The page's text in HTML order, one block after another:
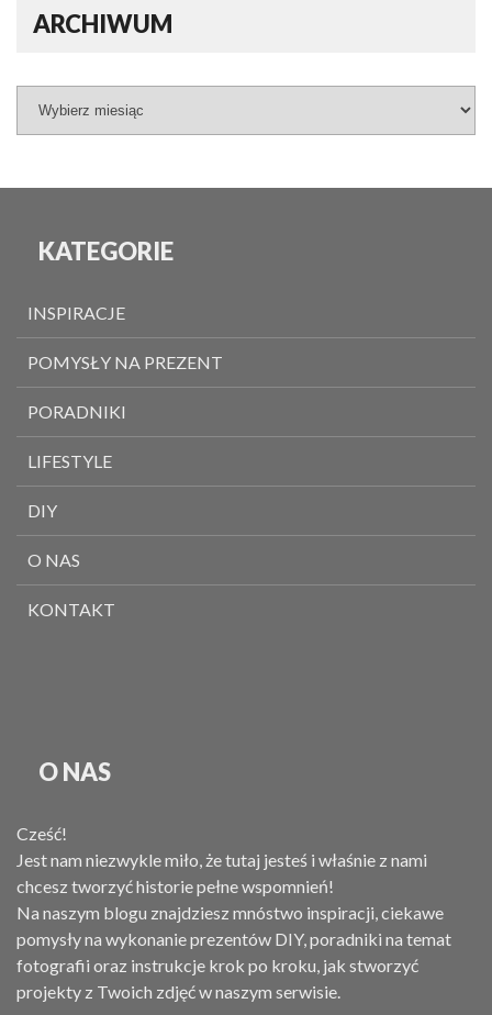
ARCHIWUM
KATEGORIE
INSPIRACJE
POMYSŁY NA PREZENT
PORADNIKI
LIFESTYLE
DIY
O NAS
KONTAKT
O NAS
Cześć!
Jest nam niezwykle miło, że tutaj jesteś i właśnie z nami
chcesz tworzyć historie pełne wspomnień!
Na naszym blogu znajdziesz mnóstwo inspiracji, ciekawe
pomysły na wykonanie prezentów DIY, poradniki na temat
fotografii oraz instrukcje krok po kroku, jak stworzyć
projekty z Twoich zdjęć w naszym serwisie.